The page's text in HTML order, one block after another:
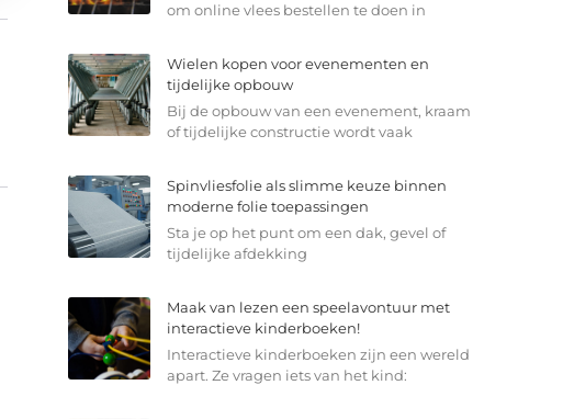
om online vlees bestellen te doen in
Wielen kopen voor evenementen en
tijdelijke opbouw
Bij de opbouw van een evenement, kraam
of tijdelijke constructie wordt vaak
Spinvliesfolie als slimme keuze binnen
moderne folie toepassingen
Sta je op het punt om een dak, gevel of
tijdelijke afdekking
Maak van lezen een speelavontuur met
interactieve kinderboeken!
Interactieve kinderboeken zijn een wereld
apart. Ze vragen iets van het kind: